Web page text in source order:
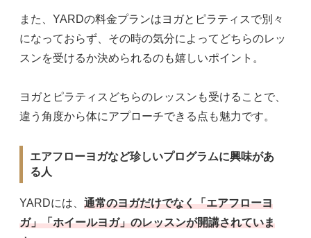
また、YARDの料金プランはヨガとピラティスで別々
になっておらず、その時の気分によってどちらのレッ
スンを受けるか決められるのも嬉しいポイント。
ヨガとピラティスどちらのレッスンも受けることで、
違う角度から体にアプローチできる点も魅力です。
エアフローヨガなど珍しいプログラムに興味があ
る人
YARDには、 通常のヨガだけでなく「エアフローヨ
ガ」「ホイールヨガ」のレッスンが開講されていま